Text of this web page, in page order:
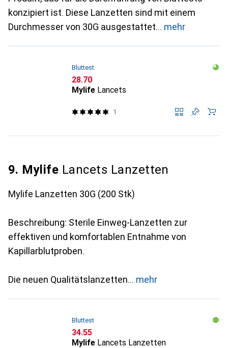
konzipiert ist. Diese Lanzetten sind mit einem
Durchmesser von 30G ausgestattet
mehr
Bluttest
CHF
28.70
Mylife Lancets
1
9. Mylife Lancets Lanzetten
Mylife Lanzetten 30G (200 Stk)
Beschreibung: Sterile Einweg-Lanzetten zur
effektiven und komfortablen Entnahme von
Kapillarblutproben.
Die neuen Qualitätslanzetten mehr
Bluttest
CHF
34.55
Mylife Lancets Lanzetten